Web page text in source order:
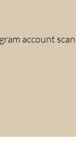
account scan